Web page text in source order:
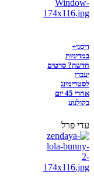
דיסני+
במדיניות
חדשה? סרטים
יעברו
לסטרימינג
אחרי 45 יום
בקולנוע
עדי פרל